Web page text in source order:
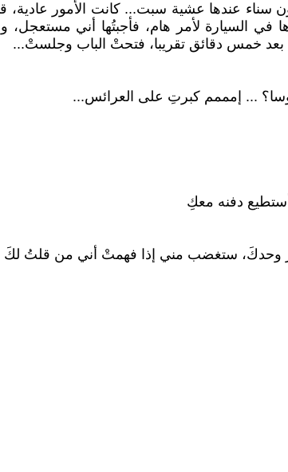
عندها عشية سبت... كانت الأمور عادية،
في السيارة لأمر هام، فأجبتُها أني
خمس دقائق تقريبا، فتحتْ الباب وجلستْ...
... إمممم كبرتِ على العرائس...
دفنه معكِ
وحدكَ، ستغضب مني إذا فهمتْ أني من قلتُ لكَ